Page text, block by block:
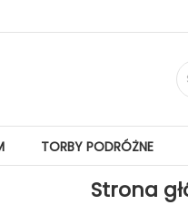
TORBY PODRÓŻNE
Strona